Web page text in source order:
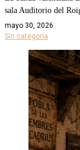
sala Auditorio del
mayo 30, 2026
Sin categoría